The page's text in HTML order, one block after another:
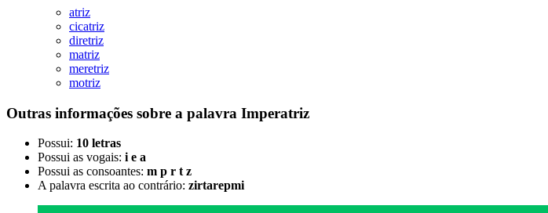
atriz
cicatriz
diretriz
matriz
meretriz
motriz
Outras informações sobre a palavra Imperatriz
Possui: 10 letras
Possui as vogais: i e a
Possui as consoantes: m p r t z
A palavra escrita ao contrário: zirtarepmi